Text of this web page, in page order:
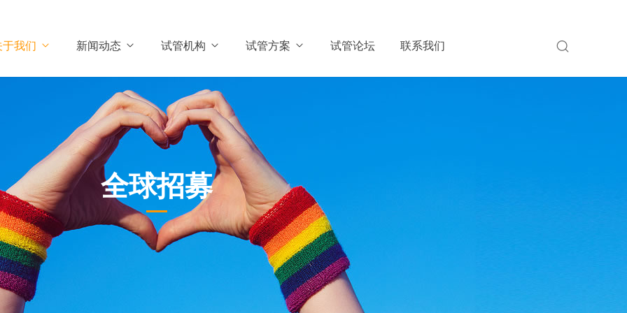
我们 新闻动态 试管机构 试管方案 试管论坛 联系我们
全球招募